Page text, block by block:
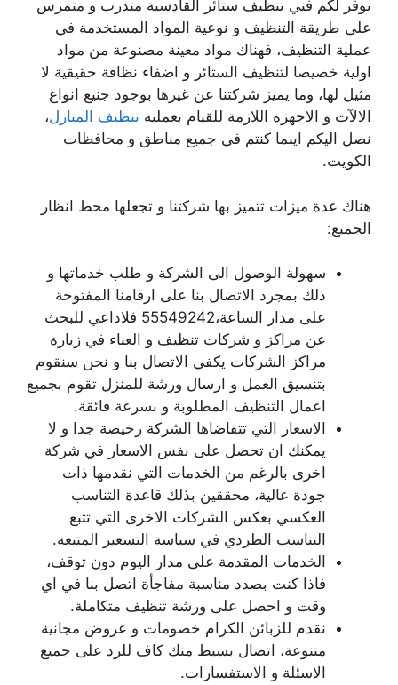
نوفر لكم فني تنظيف ستائر القادسية متدرب و متمرس
على طريقة التنظيف و نوعية المواد المستخدمة في
عملية التنظيف، فهناك مواد معينة مصنوعة من مواد
اولية خصيصا لتنظيف الستائر و اضفاء نظافة حقيقية لا
مثيل لها، وما يميز شركتنا عن غيرها بوجود جنيع انواع
الالآت و الاجهزة اللازمة للقيام بعملية تنظيف المنازل،
نصل اليكم اينما كنتم في جميع مناطق و محافظات
الكويت.
هناك عدة ميزات تتميز بها شركتنا و تجعلها محط انظار
الجميع:
سهولة الوصول الى الشركة و طلب خدماتها و
ذلك بمجرد الاتصال بنا على ارقامنا المفتوحة
على مدار الساعة،55549242 فلاداعي للبحث
عن مراكز و شركات تنظيف و العناء في زيارة
مراكز الشركات يكفي الاتصال بنا و نحن سنقوم
بتنسيق العمل و ارسال ورشة للمنزل تقوم بجميع
اعمال التنظيف المطلوبة و بسرعة فائقة.
الاسعار التي تتقاضاها الشركة رخيصة جدا و لا
يمكنك ان تحصل على نفس الاسعار في شركة
اخرى بالرغم من الخدمات التي نقدمها ذات
جودة عالية، محققين بذلك قاعدة التناسب
العكسي بعكس الشركات الاخرى التي تتبع
التناسب الطردي في سياسة التسعير المتبعة.
الخدمات المقدمة على مدار اليوم دون توقف،
فاذا كنت بصدد مناسبة مفاجأة اتصل بنا في اي
وقت و احصل على ورشة تنظيف متكاملة.
نقدم للزبائن الكرام خصومات و عروض مجانية
متنوعة، اتصال بسيط منك كاف للرد على جميع
الاسئلة و الاستفسارات.